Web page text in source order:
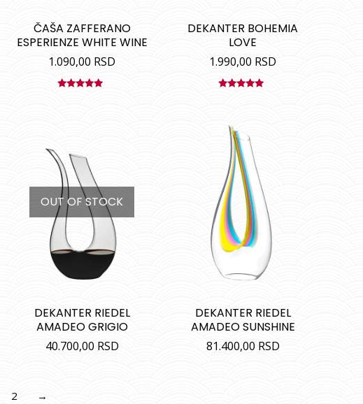
ČAŠA ZAFFERANO
ESPERIENZE WHITE WINE
1.090,00 RSD
DEKANTER BOHEMIA
LOVE
1.990,00 RSD
OUT OF STOCK
DEKANTER RIEDEL
AMADEO GRIGIO
40.700,00 RSD
DEKANTER RIEDEL
AMADEO SUNSHINE
81.400,00 RSD
2 →